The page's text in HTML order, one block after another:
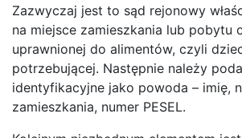
Zazwyczaj jest to sąd rejonowy
na miejsce zamieszkania lub pobytu
uprawnionej do alimentów, czyli
potrzebującej. Następnie należy
identyfikacyjne jako powoda – imię,
zamieszkania, numer PESEL.